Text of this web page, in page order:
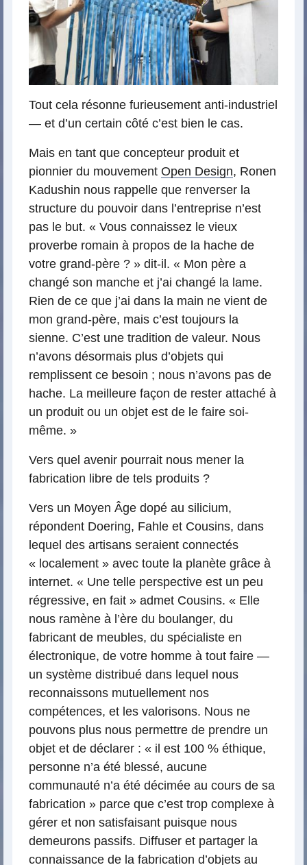
Tout cela résonne furieusement anti-industriel
— et d’un certain côté c’est bien le cas.
Mais en tant que concepteur produit et
pionnier du mouvement Open Design, Ronen
Kadushin nous rappelle que renverser la
structure du pouvoir dans l’entreprise n’est
pas le but. « Vous connaissez le vieux
proverbe romain à propos de la hache de
votre grand-père ? » dit-il. « Mon père a
changé son manche et j’ai changé la lame.
Rien de ce que j’ai dans la main ne vient de
mon grand-père, mais c’est toujours la
sienne. C’est une tradition de valeur. Nous
n’avons désormais plus d’objets qui
remplissent ce besoin ; nous n’avons pas de
hache. La meilleure façon de rester attaché à
un produit ou un objet est de le faire soi-
même. »
Vers quel avenir pourrait nous mener la
fabrication libre de tels produits ?
Vers un Moyen Âge dopé au silicium,
répondent Doering, Fahle et Cousins, dans
lequel des artisans seraient connectés
« localement » avec toute la planète grâce à
internet. « Une telle perspective est un peu
régressive, en fait » admet Cousins. « Elle
nous ramène à l’ère du boulanger, du
fabricant de meubles, du spécialiste en
électronique, de votre homme à tout faire —
un système distribué dans lequel nous
reconnaissons mutuellement nos
compétences, et les valorisons. Nous ne
pouvons plus nous permettre de prendre un
objet et de déclarer : « il est 100 % éthique,
personne n’a été blessé, aucune
communauté n’a été décimée au cours de sa
fabrication » parce que c’est trop complexe à
gérer et non satisfaisant puisque nous
demeurons passifs. Diffuser et partager la
connaissance de la fabrication d’objets au